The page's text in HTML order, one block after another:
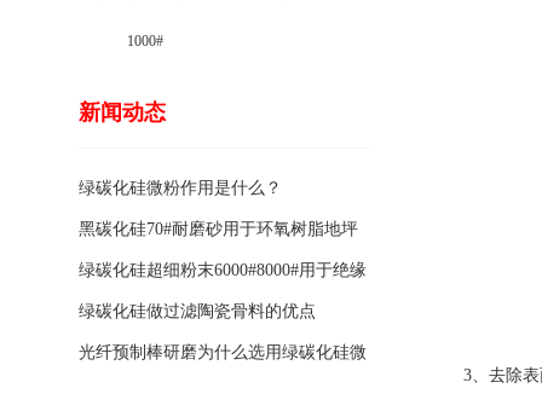
1000#
新闻动态
绿碳化硅微粉作用是什么？
黑碳化硅70#耐磨砂用于环氧树脂地坪
骨料的特点有哪些？
绿碳化硅超细粉末6000#8000#用于绝缘
涂料的优点
绿碳化硅做过滤陶瓷骨料的优点
光纤预制棒研磨为什么选用绿碳化硅微
3、去除表面